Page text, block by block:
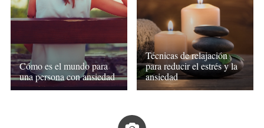
Cómo es el mundo para
una persona con ansiedad
Técnicas de relajación
para reducir el estrés y la
ansiedad